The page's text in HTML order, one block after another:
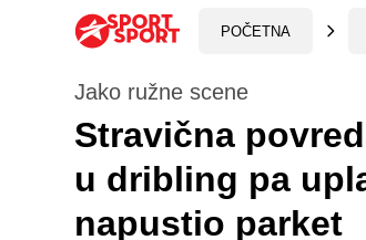
POČETNA
Jako ružne scene
Stravična
u dribling pa
napustio parket